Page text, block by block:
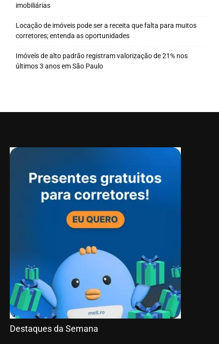
imobiliárias
Locação de imóveis pode ser a receita que falta para muitos
corretores; entenda as oportunidades
Imóveis de alto padrão registram valorização de 21% nos
últimos 3 anos em São Paulo
Destaques da Semana